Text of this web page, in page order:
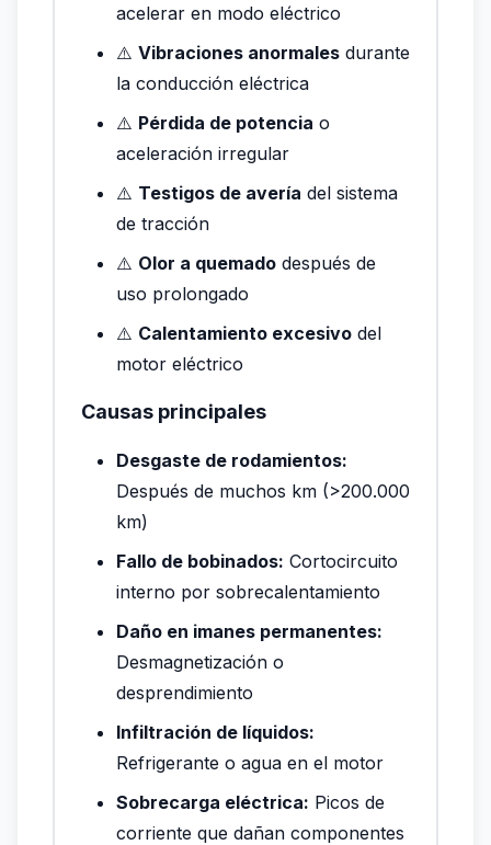
acelerar en modo eléctrico
⚠️ Vibraciones anormales durante
la conducción eléctrica
⚠️ Pérdida de potencia o
aceleración irregular
⚠️ Testigos de avería del sistema
de tracción
⚠️ Olor a quemado después de
uso prolongado
⚠️ Calentamiento excesivo del
motor eléctrico
Causas principales
Desgaste de rodamientos:
Después de muchos km (>200.000
km)
Fallo de bobinados: Cortocircuito
interno por sobrecalentamiento
Daño en imanes permanentes:
Desmagnetización o
desprendimiento
Infiltración de líquidos:
Refrigerante o agua en el motor
Sobrecarga eléctrica: Picos de
corriente que dañan componentes